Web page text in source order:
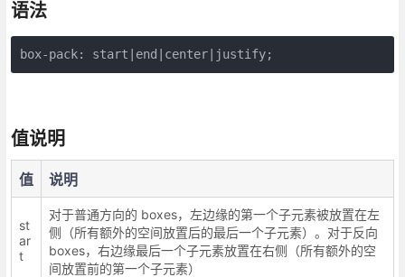
语法
box-pack: start|end|center|justify;
值说明
值 说明
st
ar
t
对于普通方向的 boxes，左边缘的第一个子元素被放置在左
侧（所有额外的空间放置后的最后一个子元素）。对于反向
boxes，右边缘最后一个子元素放置在右侧（所有额外的空
间放置前的第一个子元素）